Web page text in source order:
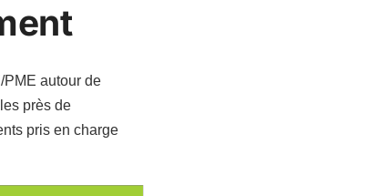
PME autour de
près de
pris en charge